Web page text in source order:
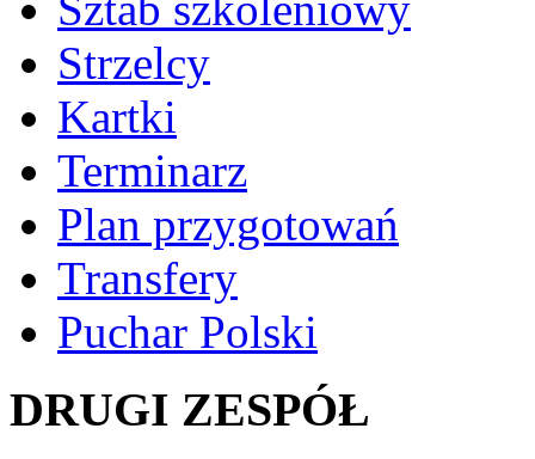
Strzelcy
Kartki
Terminarz
Plan przygotowań
Transfery
Puchar Polski
DRUGI ZESPÓŁ